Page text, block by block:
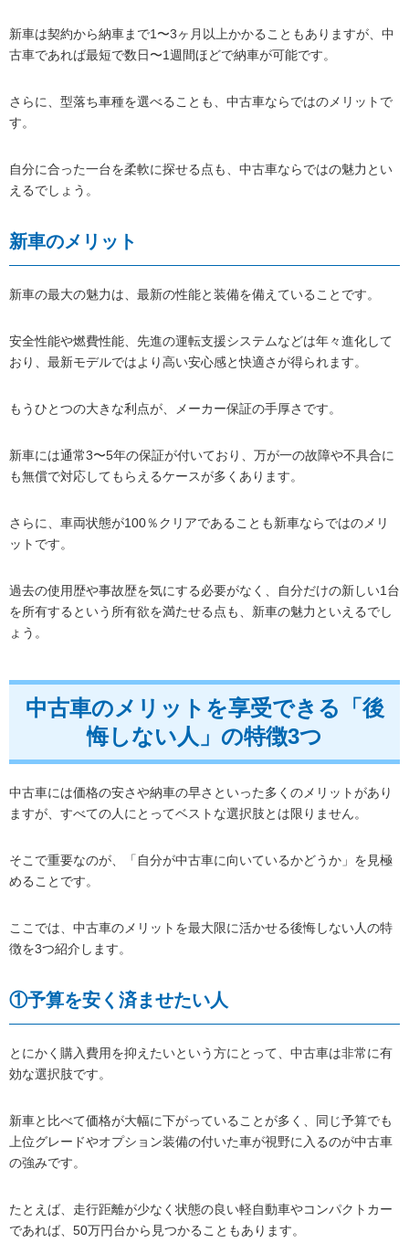
新車は契約から納車まで1〜3ヶ月以上かかることもありますが、中
古車であれば最短で数日〜1週間ほどで納車が可能です。
さらに、型落ち車種を選べることも、中古車ならではのメリットで
す。
自分に合った一台を柔軟に探せる点も、中古車ならではの魅力とい
えるでしょう。
新車のメリット
新車の最大の魅力は、最新の性能と装備を備えていることです。
安全性能や燃費性能、先進の運転支援システムなどは年々進化して
おり、最新モデルではより高い安心感と快適さが得られます。
もうひとつの大きな利点が、メーカー保証の手厚さです。
新車には通常3〜5年の保証が付いており、万が一の故障や不具合に
も無償で対応してもらえるケースが多くあります。
さらに、車両状態が100％クリアであることも新車ならではのメリ
ットです。
過去の使用歴や事故歴を気にする必要がなく、自分だけの新しい1台
を所有するという所有欲を満たせる点も、新車の魅力といえるでし
ょう。
中古車のメリットを享受できる「後
悔しない人」の特徴3つ
中古車には価格の安さや納車の早さといった多くのメリットがあり
ますが、すべての人にとってベストな選択肢とは限りません。
そこで重要なのが、「自分が中古車に向いているかどうか」を見極
めることです。
ここでは、中古車のメリットを最大限に活かせる後悔しない人の特
徴を3つ紹介します。
①予算を安く済ませたい人
とにかく購入費用を抑えたいという方にとって、中古車は非常に有
効な選択肢です。
新車と比べて価格が大幅に下がっていることが多く、同じ予算でも
上位グレードやオプション装備の付いた車が視野に入るのが中古車
の強みです。
たとえば、走行距離が少なく状態の良い軽自動車やコンパクトカー
であれば、50万円台から見つかることもあります。